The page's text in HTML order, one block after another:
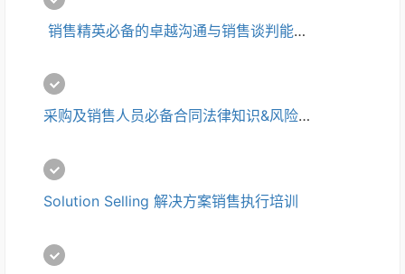
销售精英必备的卓越沟通与销售谈判能力提升培训
采购及销售人员必备合同法律知识&风险防控培训
Solution Selling 解决方案销售执行培训